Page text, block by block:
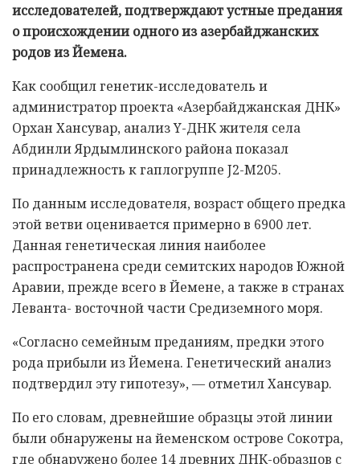
исследователей, подтверждают устные предания
о происхождении одного из азербайджанских
родов из Йемена.
Как сообщил генетик-исследователь и
администратор проекта «Азербайджанская ДНК»
Орхан Хансувар, анализ Y-ДНК жителя села
Абдинли Ярдымлинского района показал
принадлежность к гаплогруппе J2-M205.
По данным исследователя, возраст общего предка
этой ветви оценивается примерно в 6900 лет.
Данная генетическая линия наиболее
распространена среди семитских народов Южной
Аравии, прежде всего в Йемене, а также в странах
Леванта- восточной части Средиземного моря.
«Согласно семейным преданиям, предки этого
рода прибыли из Йемена. Генетический анализ
подтвердил эту гипотезу», — отметил Хансувар.
По его словам, древнейшие образцы этой линии
были обнаружены на йеменском острове Сокотра,
где обнаружено более 14 древних ДНК-образцов с